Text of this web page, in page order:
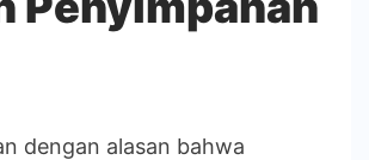
dengan alasan bahwa